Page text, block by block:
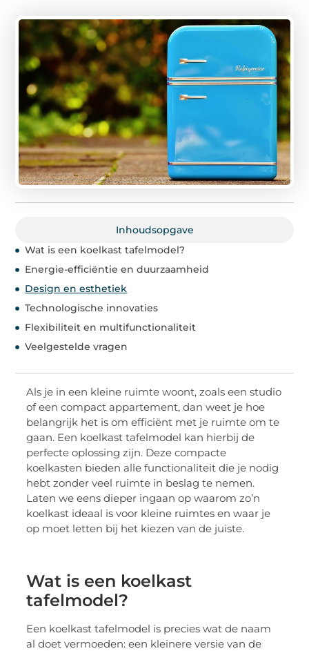
Inhoudsopgave
Wat is een koelkast tafelmodel?
Energie-efficiëntie en duurzaamheid
Design en esthetiek
Technologische innovaties
Flexibiliteit en multifunctionaliteit
Veelgestelde vragen
Als je in een kleine ruimte woont, zoals een studio
of een compact appartement, dan weet je hoe
belangrijk het is om efficiënt met je ruimte om te
gaan. Een koelkast tafelmodel kan hierbij de
perfecte oplossing zijn. Deze compacte
koelkasten bieden alle functionaliteit die je nodig
hebt zonder veel ruimte in beslag te nemen.
Laten we eens dieper ingaan op waarom zo’n
koelkast ideaal is voor kleine ruimtes en waar je
op moet letten bij het kiezen van de juiste.
Wat is een koelkast
tafelmodel?
Een koelkast tafelmodel is precies wat de naam
al doet vermoeden: een kleinere versie van de